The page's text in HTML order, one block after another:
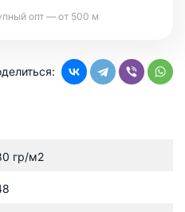
опт — от 500 м
гр/м2